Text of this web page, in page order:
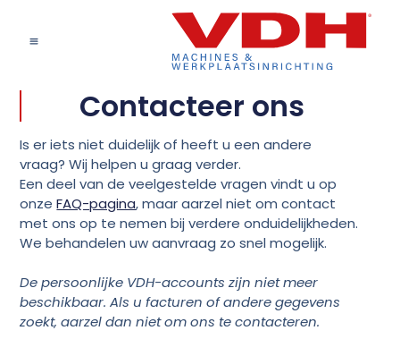
Contacteer ons
Is er iets niet duidelijk of heeft u een andere
vraag? Wij helpen u graag verder.
Een deel van de veelgestelde vragen vindt u op
onzeFAQ-pagina, maar aarzel niet om contact
met ons op te nemen bij verdere onduidelijkheden.
We behandelen uw aanvraag zo snel mogelijk.
De persoonlijke VDH-accounts zijn niet meer
beschikbaar. Als u facturen of andere gegevens
zoekt, aarzel dan niet om ons te contacteren.